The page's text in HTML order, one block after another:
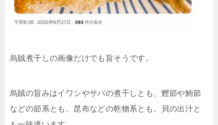
烏賊煮干しの画像だけでも旨そうです。
烏賊の旨みはイワシやサバの煮干しとも、鰹節や鮪節
などの節系とも、昆布などの乾物系とも、貝の出汁と